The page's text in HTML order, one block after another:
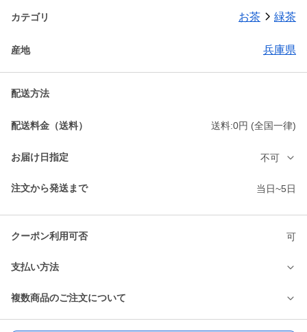
カテゴリ お茶 緑茶
産地 兵庫県
配送方法
配送料金（送料） 送料:0円 (全国一律)
お届け日指定 不可
注文から発送まで 当日~5日
クーポン利用可否 可
支払い方法
複数商品のご注文について